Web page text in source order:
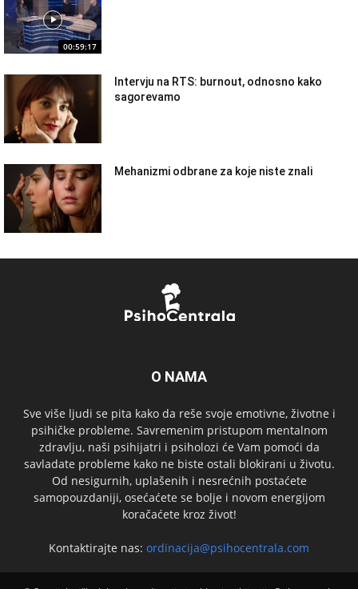
00:59:17
Intervju na RTS: burnout, odnosno kako
sagorevamo
Mehanizmi odbrane za koje niste znali
O NAMA
Sve više ljudi se pita kako da reše svoje emotivne, životne i
psihičke probleme. Savremenim pristupom mentalnom
zdravlju, naši psihijatri i psiholozi će Vam pomoći da
savladate probleme kako ne biste ostali blokirani u životu.
Od nesigurnih, uplašenih i nesrećnih postaćete
samopouzdaniji, osećaćete se bolje i novom energijom
koračaćete kroz život!
Kontaktirajte nas: ordinacija@psihocentrala.com